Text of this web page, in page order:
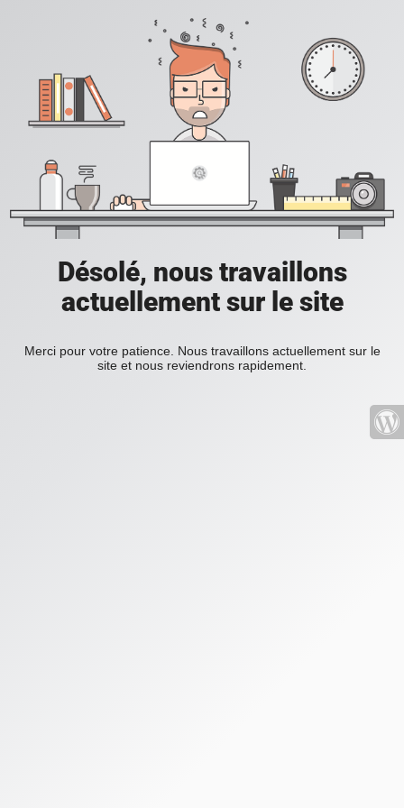
Désolé, nous travaillons
actuellement sur le site
Merci pour votre patience. Nous travaillons actuellement sur le
site et nous reviendrons rapidement.